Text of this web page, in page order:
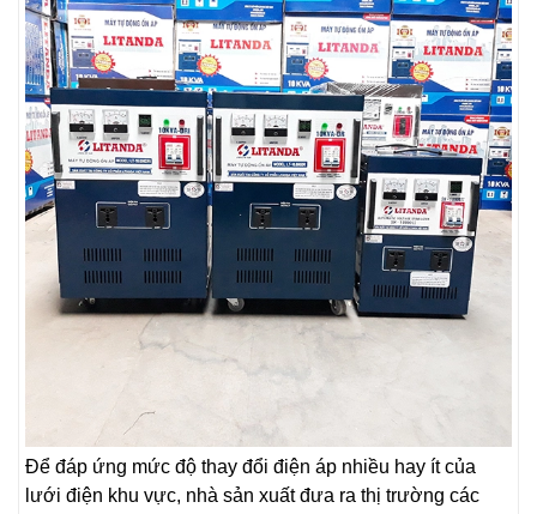
Để đáp ứng mức độ thay đổi điện áp nhiều hay ít của
lưới điện khu vực, nhà sản xuất đưa ra thị trường các